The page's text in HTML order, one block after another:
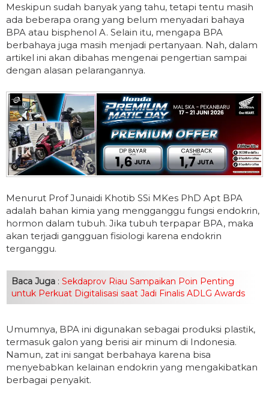
Meskipun sudah banyak yang tahu, tetapi tentu masih
ada beberapa orang yang belum menyadari bahaya
BPA atau bisphenol A. Selain itu, mengapa BPA
berbahaya juga masih menjadi pertanyaan. Nah, dalam
artikel ini akan dibahas mengenai pengertian sampai
dengan alasan pelarangannya.
Menurut Prof Junaidi Khotib SSi MKes PhD Apt BPA
adalah bahan kimia yang mengganggu fungsi endokrin,
hormon dalam tubuh. Jika tubuh terpapar BPA, maka
akan terjadi gangguan fisiologi karena endokrin
terganggu.
Baca Juga : Sekdaprov Riau Sampaikan Poin Penting
untuk Perkuat Digitalisasi saat Jadi Finalis ADLG Awards
Umumnya, BPA ini digunakan sebagai produksi plastik,
termasuk galon yang berisi air minum di Indonesia.
Namun, zat ini sangat berbahaya karena bisa
menyebabkan kelainan endokrin yang mengakibatkan
berbagai penyakit.